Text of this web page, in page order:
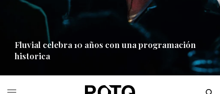
Fluvial celebra 10 años con una programación
historica